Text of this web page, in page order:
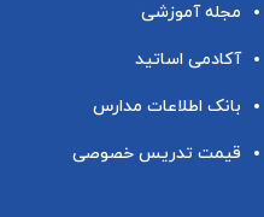
مجله آموزشی
آکادمی اساتید
بانک اطلاعات مدارس
قیمت تدریس خصوصی